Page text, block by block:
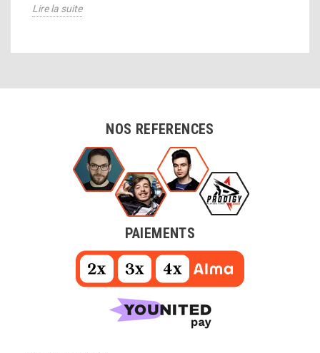
Lire la suite
NOS REFERENCES
PAIEMENTS